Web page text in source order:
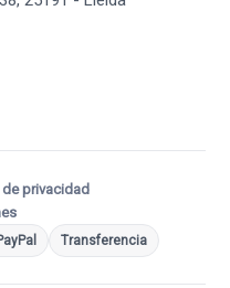
de privacidad
Transferencia